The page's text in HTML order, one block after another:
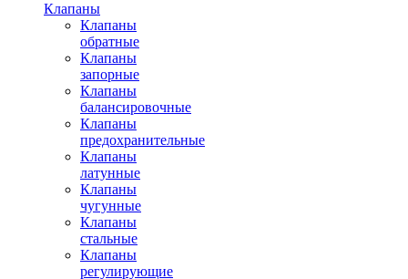
Клапаны
Клапаны
обратные
Клапаны
запорные
Клапаны
балансировочные
Клапаны
предохранительные
Клапаны
латунные
Клапаны
чугунные
Клапаны
стальные
Клапаны
регулирующие